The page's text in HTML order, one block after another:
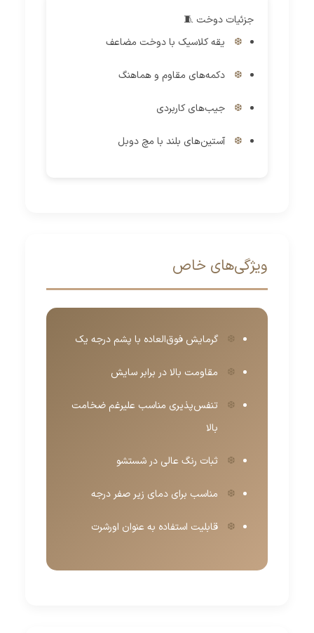
جزئیات دوخت 🧵
یقه کلاسیک با دوخت مضاعف
دکمه‌های مقاوم و هماهنگ
جیب‌های کاربردی
آستین‌های بلند با مچ دوبل
ویژگی‌های خاص
گرمایش فوق‌العاده با پشم درجه یک
مقاومت بالا در برابر سایش
تنفس‌پذیری مناسب علیرغم ضخامت
بالا
ثبات رنگ عالی در شستشو
مناسب برای دمای زیر صفر درجه
قابلیت استفاده به عنوان اورشرت